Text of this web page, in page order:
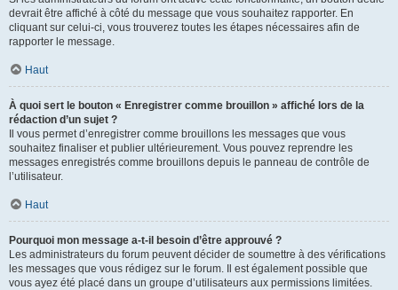
devrait être affiché à côté du message que vous souhaitez rapporter. En
cliquant sur celui-ci, vous trouverez toutes les étapes nécessaires afin de
rapporter le message.
Haut
À quoi sert le bouton « Enregistrer comme brouillon » affiché lors de la
rédaction d’un sujet ?
Il vous permet d’enregistrer comme brouillons les messages que vous
souhaitez finaliser et publier ultérieurement. Vous pouvez reprendre les
messages enregistrés comme brouillons depuis le panneau de contrôle de
l’utilisateur.
Haut
Pourquoi mon message a-t-il besoin d’être approuvé ?
Les administrateurs du forum peuvent décider de soumettre à des vérifications
les messages que vous rédigez sur le forum. Il est également possible que
vous ayez été placé dans un groupe d’utilisateurs aux permissions limitées.